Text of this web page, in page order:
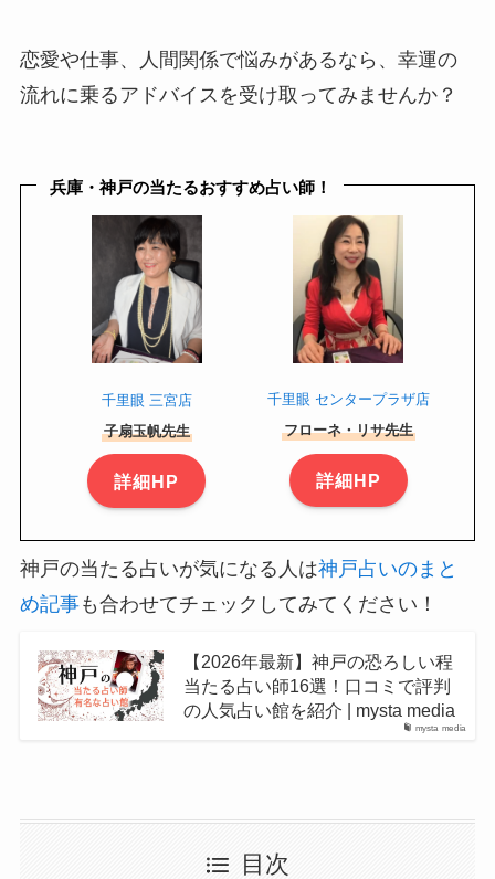
恋愛や仕事、人間関係で悩みがあるなら、幸運の
流れに乗るアドバイスを受け取ってみませんか？
兵庫・神戸の当たるおすすめ占い師！
千里眼 三宮店
子扇玉帆先生
詳細HP
千里眼 センタープラザ店
フローネ・リサ先生
詳細HP
神戸の当たる占いが気になる人は神戸占いのまと
め記事も合わせてチェックしてみてください！
mysta media
【2026年最新】神戸の恐ろしい程
当たる占い師16選！口コミで評判
の人気占い館を紹介 | mysta media
目次